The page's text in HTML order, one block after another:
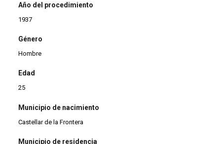
Año del procedimiento
1937
Género
Hombre
Edad
25
Municipio de nacimiento
Castellar de la Frontera
Municipio de residencia